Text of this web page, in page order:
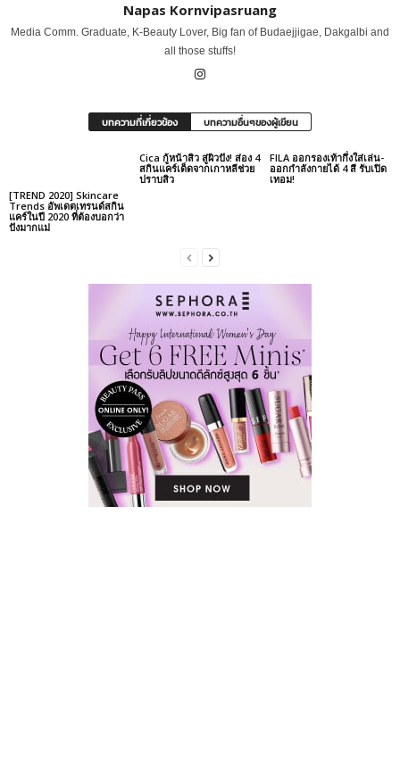
Napas Kornvipasruang
Media Comm. Graduate, K-Beauty Lover, Big fan of Budaejjigae, Dakgalbi and
all those stuffs!
บทความที่เกี่ยวข้อง บทความอื่นๆของผู้เขียน
[TREND 2020] Skincare
Trends อัพเดตเทรนด์สกิน
แคร์ในปี 2020 ที่ต้องบอกว่า
ปังมากแม่
Cica กู้หน้าสิว สู่ผิวปัง! ส่อง 4
สกินแคร์เด็ดจากเกาหลีช่วย
ปราบสิว
FILA ออกรองเท้ากึ่งใส่เล่น-
ออกกำลังกายได้ 4 สี รับเปิด
เทอม!